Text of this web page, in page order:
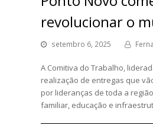
revolucionar o
setembro 6, 2025
A Comitiva do Trabalho,
realização de entregas que
por lideranças de toda a
familiar, educação e